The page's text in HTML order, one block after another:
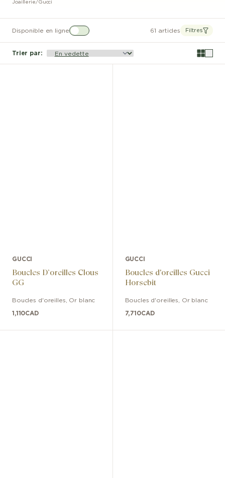
Joaillerie/Gucci
Disponible en ligne 61 articles Filtres
Trier par:
GUCCI
Boucles D’oreilles Clous
GG
Boucles d'oreilles Or blanc
1,110CAD
GUCCI
Boucles d'oreilles Gucci
Horsebit
Boucles d'oreilles Or blanc
7,710CAD